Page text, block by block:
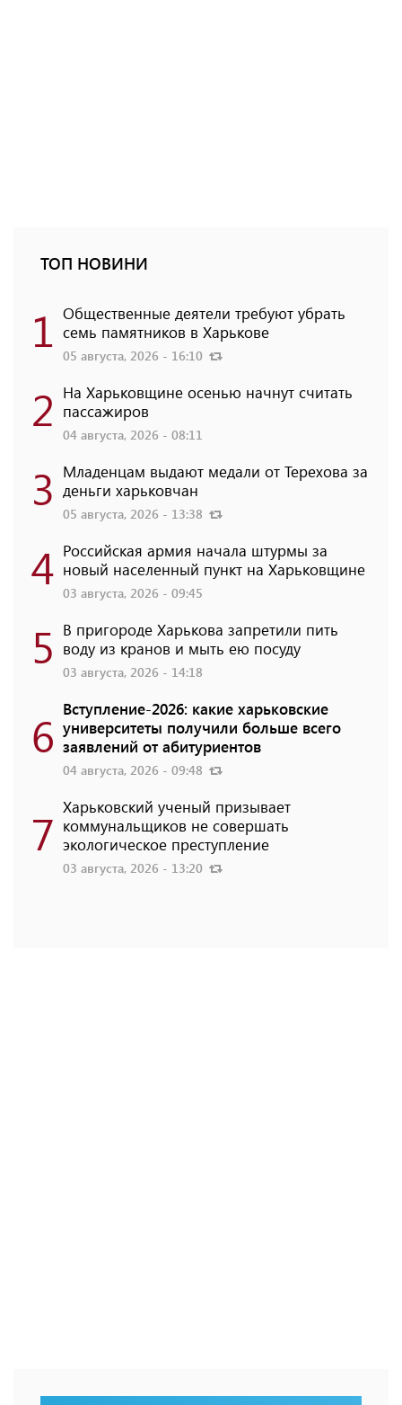
ТОП НОВИНИ
1 Общественные деятели требуют убрать
семь памятников в Харькове
05 августа, 2026 - 16:10
2 На Харьковщине осенью начнут считать
пассажиров
04 августа, 2026 - 08:11
3 Младенцам выдают медали от Терехова за
деньги харьковчан
05 августа, 2026 - 13:38
4 Российская армия начала штурмы за
новый населенный пункт на Харьковщине
03 августа, 2026 - 09:45
5 В пригороде Харькова запретили пить
воду из кранов и мыть ею посуду
03 августа, 2026 - 14:18
6 Вступление-2026: какие харьковские
университеты получили больше всего
заявлений от абитуриентов
04 августа, 2026 - 09:48
7 Харьковский ученый призывает
коммунальщиков не совершать
экологическое преступление
03 августа, 2026 - 13:20